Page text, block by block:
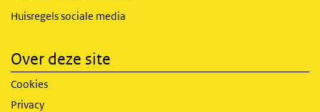
Huisregels sociale media
Over deze site
Cookies
Privacy